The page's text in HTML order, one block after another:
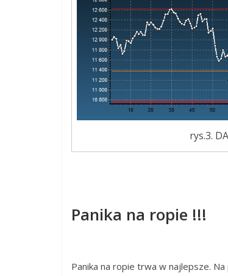
rys.3.
Panika na ropie !!!
Panika na ropie trwa w najlepsze.